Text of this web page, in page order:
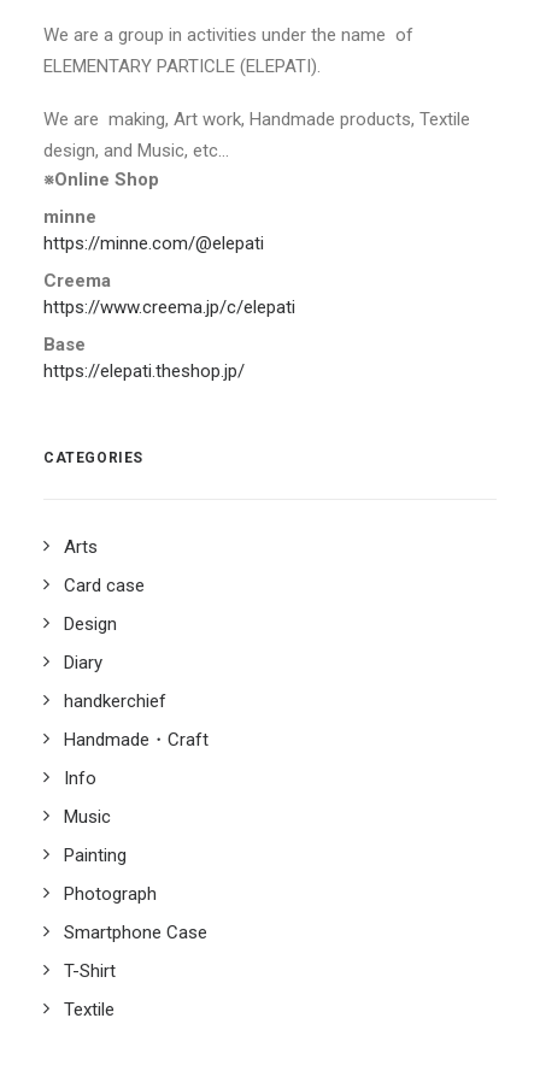
We are a group in activities under the name of
ELEMENTARY PARTICLE (ELEPATI).
We are making, Art work, Handmade products, Textile
design, and Music, etc…
※Online Shop
minne
https://minne.com/@elepati
Creema
https://www.creema.jp/c/elepati
Base
https://elepati.theshop.jp/
CATEGORIES
Arts
Card case
Design
Diary
handkerchief
Handmade・Craft
Info
Music
Painting
Photograph
Smartphone Case
T-Shirt
Textile